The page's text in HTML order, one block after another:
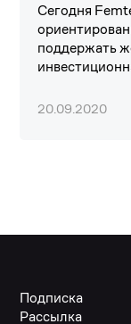
Сегодня
поддержать
20.09.2020
Подписка
Рассылка